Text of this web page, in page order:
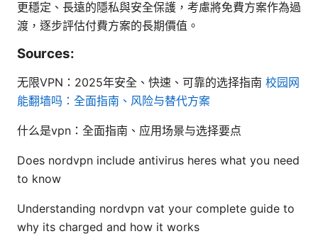
更穩定、長遠的隱私與安全保護，考慮將免費方案作為過
渡，逐步評估付費方案的長期價值。
Sources:
无限VPN：2025年安全、快速、可靠的选择指南 校园网
能翻墙吗：全面指南、风险与替代方案
什么是vpn：全面指南、应用场景与选择要点
Does nordvpn include antivirus heres what you need
to know
Understanding nordvpn vat your complete guide to
why its charged and how it works